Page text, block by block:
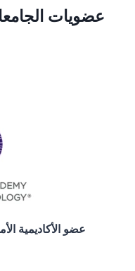
عضويات
عضو الأكاديمية